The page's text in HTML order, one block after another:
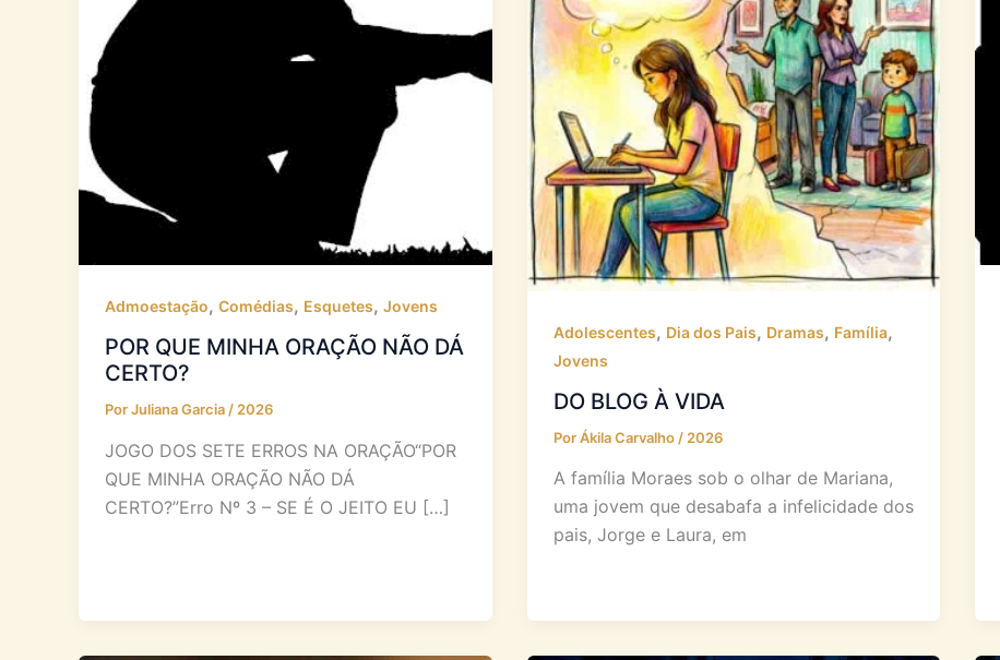
Admoestação, Comédias, Esquetes, Jovens
POR QUE MINHA ORAÇÃO NÃO DÁ
CERTO?
PorJuliana Garcia / 2026
JOGO DOS SETE ERROS NA ORAÇÃO“POR
QUE MINHA ORAÇÃO NÃO DÁ
CERTO?”Erro Nº 3 – SE É O JEITO EU […]
Adolescentes, Dia dos Pais, Dramas, Família,
Jovens
DO BLOG À VIDA
PorÁkila Carvalho / 2026
A família Moraes sob o olhar de Mariana,
uma jovem que desabafa a infelicidade dos
pais, Jorge e Laura, em